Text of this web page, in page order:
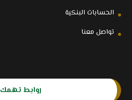
الحسابات البنكية
تواصل معنا
روابط تهمك